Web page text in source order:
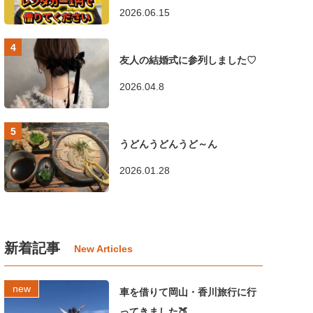
2026.06.15
友人の結婚式に参列しました♡
2026.04.8
うどんうどんうど～ん
2026.01.28
新着記事
車を借りて岡山・香川旅行に行